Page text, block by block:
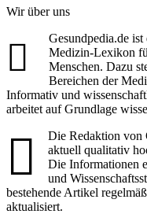
Wir über uns
Gesundpedia.de
Medizin-Lexikon
Menschen. Dazu
Bereichen der
Informativ und
arbeitet auf Grundlage
Die Redaktion von
aktuell qualitativ
Die Informationen
und
bestehende Artikel
aktualisiert.